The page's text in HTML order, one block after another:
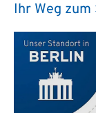
Ihr Weg